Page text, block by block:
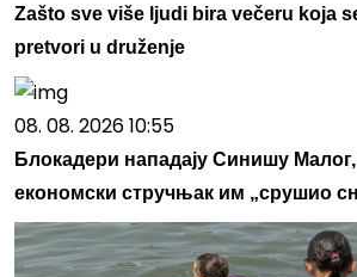
Zašto sve više ljudi bira večeru koja
pretvori u druženje
08. 08. 2026 10:55
Блокадери нападају Синишу
економски стручњак им „срушио